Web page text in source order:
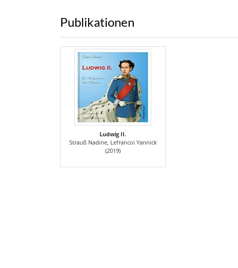
Publikationen
Ludwig II.
Strauß Nadine, Lefrancoi Yannick
(2019)